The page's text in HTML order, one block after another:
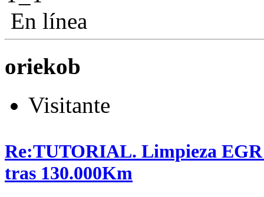
En línea
oriekob
Visitante
Re:TUTORIAL. Limpieza
tras 130.000Km